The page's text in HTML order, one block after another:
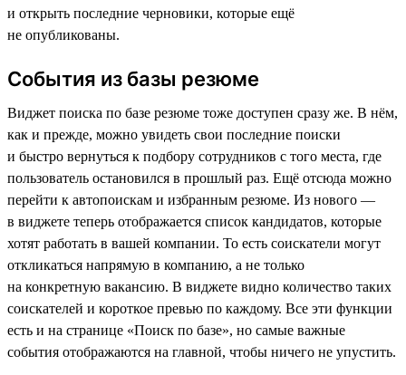
и открыть последние черновики, которые ещё
не опубликованы.
События из базы резюме
Виджет поиска по базе резюме тоже доступен сразу же. В нём,
как и прежде, можно увидеть свои последние поиски
и быстро вернуться к подбору сотрудников с того места, где
пользователь остановился в прошлый раз. Ещё отсюда можно
перейти к автопоискам и избранным резюме. Из нового —
в виджете теперь отображается список кандидатов, которые
хотят работать в вашей компании. То есть соискатели могут
откликаться напрямую в компанию, а не только
на конкретную вакансию. В виджете видно количество таких
соискателей и короткое превью по каждому. Все эти функции
есть и на странице «Поиск по базе», но самые важные
события отображаются на главной, чтобы ничего не упустить.